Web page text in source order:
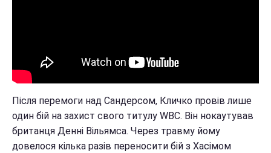
Після перемоги над Сандерсом, Кличко провів лише
один бій на захист свого титулу WBC. Він нокаутував
британця Денні Вільямса. Через травму йому
довелося кілька разів переносити бій з Хасімом